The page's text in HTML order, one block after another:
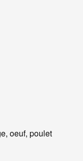
oeuf, poulet